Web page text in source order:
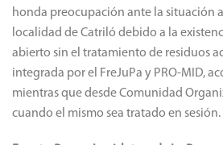
honda preocupación ante la situación
localidad de Catriló debido a la
abierto sin el tratamiento de residuos
integrada por el FreJuPa y PRO-MID,
mientras que desde Comunidad
cuando el mismo sea tratado en sesión.